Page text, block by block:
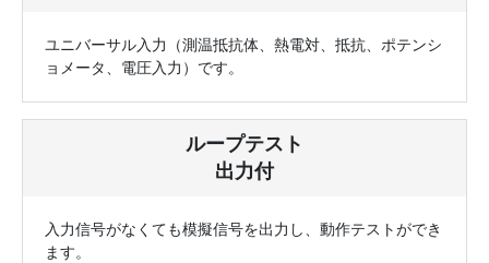
ユニバーサル入力（測温抵抗体、熱電対、抵抗、ポテンシ
ョメータ、電圧入力）です。
ループテスト
出力付
入力信号がなくても模擬信号を出力し、動作テストができ
ます。